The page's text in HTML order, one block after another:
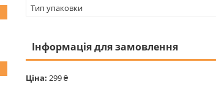
Тип упаковки
Інформація для замовлення
Ціна: 299 ₴